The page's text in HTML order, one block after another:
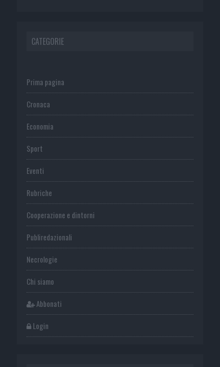
CATEGORIE
Prima pagina
Cronaca
Economia
Sport
Eventi
Rubriche
Cooperazione e dintorni
Publiredazionali
Necrologie
Chi siamo
Abbonati
Login